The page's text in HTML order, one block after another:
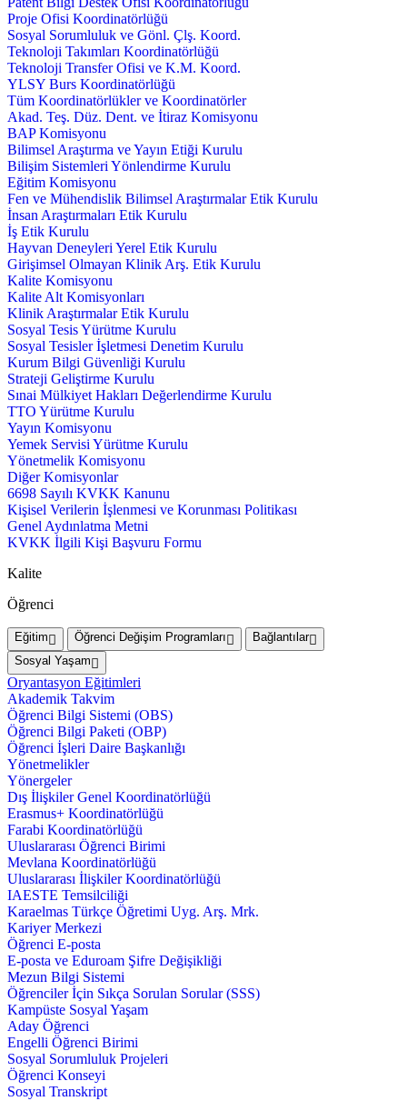
Proje Ofisi Koordinatörlüğü
Sosyal Sorumluluk ve Gönl. Çlş. Koord.
Teknoloji Takımları Koordinatörlüğü
Teknoloji Transfer Ofisi ve K.M. Koord.
YLSY Burs Koordinatörlüğü
Tüm Koordinatörlükler ve Koordinatörler
Akad. Teş. Düz. Dent. ve İtiraz Komisyonu
BAP Komisyonu
Bilimsel Araştırma ve Yayın Etiği Kurulu
Bilişim Sistemleri Yönlendirme Kurulu
Eğitim Komisyonu
Fen ve Mühendislik Bilimsel Araştırmalar Etik Kurulu
İnsan Araştırmaları Etik Kurulu
İş Etik Kurulu
Hayvan Deneyleri Yerel Etik Kurulu
Girişimsel Olmayan Klinik Arş. Etik Kurulu
Kalite Komisyonu
Kalite Alt Komisyonları
Klinik Araştırmalar Etik Kurulu
Sosyal Tesis Yürütme Kurulu
Sosyal Tesisler İşletmesi Denetim Kurulu
Kurum Bilgi Güvenliği Kurulu
Strateji Geliştirme Kurulu
Sınai Mülkiyet Hakları Değerlendirme Kurulu
TTO Yürütme Kurulu
Yayın Komisyonu
Yemek Servisi Yürütme Kurulu
Yönetmelik Komisyonu
Diğer Komisyonlar
6698 Sayılı KVKK Kanunu
Kişisel Verilerin İşlenmesi ve Korunması Politikası
Genel Aydınlatma Metni
KVKK İlgili Kişi Başvuru Formu
Kalite
Öğrenci
Eğitim Öğrenci Değişim Programları
Bağlantılar
Sosyal Yaşam
Oryantasyon Eğitimleri
Akademik Takvim
Öğrenci Bilgi Sistemi (OBS)
Öğrenci Bilgi Paketi (OBP)
Öğrenci İşleri Daire Başkanlığı
Yönetmelikler
Yönergeler
Dış İlişkiler Genel Koordinatörlüğü
Erasmus+ Koordinatörlüğü
Farabi Koordinatörlüğü
Uluslararası Öğrenci Birimi
Mevlana Koordinatörlüğü
Uluslararası İlişkiler Koordinatörlüğü
IAESTE Temsilciliği
Karaelmas Türkçe Öğretimi Uyg. Arş. Mrk.
Kariyer Merkezi
Öğrenci E-posta
E-posta ve Eduroam Şifre Değişikliği
Mezun Bilgi Sistemi
Öğrenciler İçin Sıkça Sorulan Sorular (SSS)
Kampüste Sosyal Yaşam
Aday Öğrenci
Engelli Öğrenci Birimi
Sosyal Sorumluluk Projeleri
Öğrenci Konseyi
Sosyal Transkript